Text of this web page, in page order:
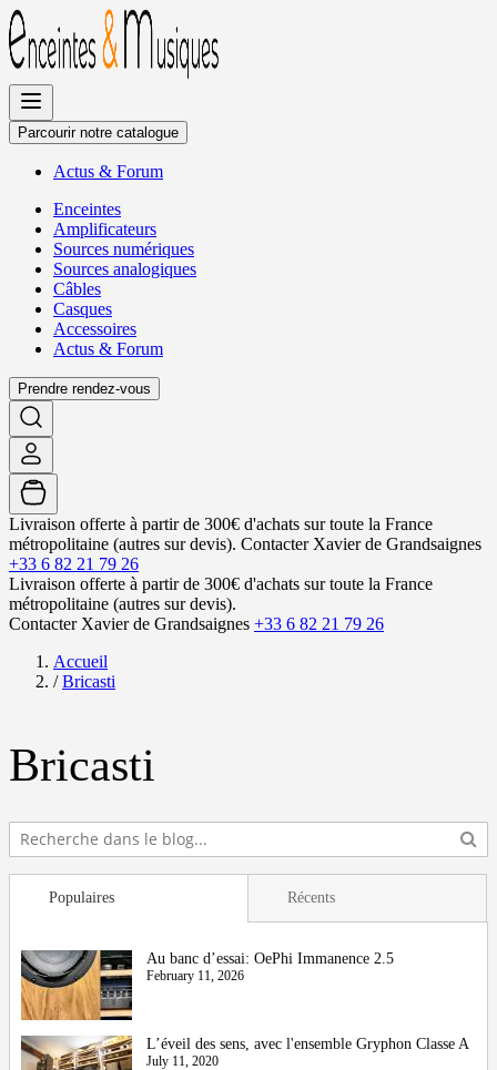
Allez
au
contenu
Parcourir notre catalogue
Actus & Forum
Enceintes
Amplificateurs
Sources numériques
Sources analogiques
Câbles
Casques
Accessoires
Actus & Forum
Prendre rendez-vous
Livraison offerte à partir de 300€ d'achats sur toute la France
métropolitaine (autres sur devis). Contacter Xavier de Grandsaignes
+33 6 82 21 79 26
Livraison offerte à partir de 300€ d'achats sur toute la France
métropolitaine (autres sur devis).
Contacter Xavier de Grandsaignes +33 6 82 21 79 26
Accueil
/ Bricasti
Bricasti
Populaires
Au banc d’essai: OePhi Immanence 2.5
February 11, 2026
L’éveil des sens, avec l'ensemble Gryphon Classe A
July 11, 2020
Récents